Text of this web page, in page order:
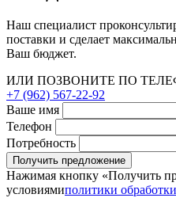
Наш специалист
поставки и сделает
Ваш бюджет.
ИЛИ ПОЗВОНИТЕ ПО
+7 (962) 567-22-92
Ваше имя
Телефон
Потребность
Получить предложение
Нажимая кнопку «Получить
условиямиполитики